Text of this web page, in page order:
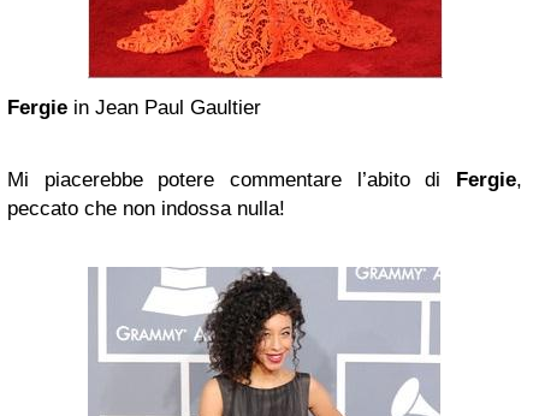
Fergie in Jean Paul Gaultier
Mi piacerebbe potere commentare l’abito di Fergie,
peccato che non indossa nulla!